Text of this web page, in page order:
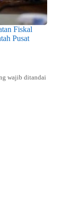
Fiskal
Pusat
wajib ditandai